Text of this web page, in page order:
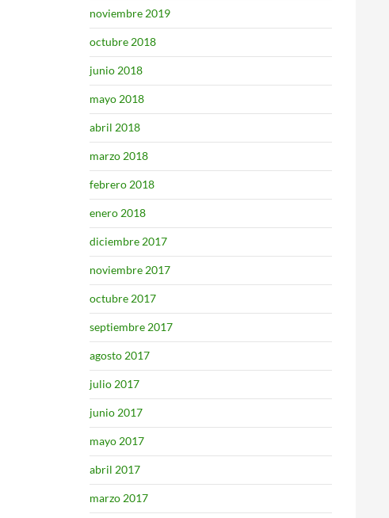
noviembre 2019
octubre 2018
junio 2018
mayo 2018
abril 2018
marzo 2018
febrero 2018
enero 2018
diciembre 2017
noviembre 2017
octubre 2017
septiembre 2017
agosto 2017
julio 2017
junio 2017
mayo 2017
abril 2017
marzo 2017